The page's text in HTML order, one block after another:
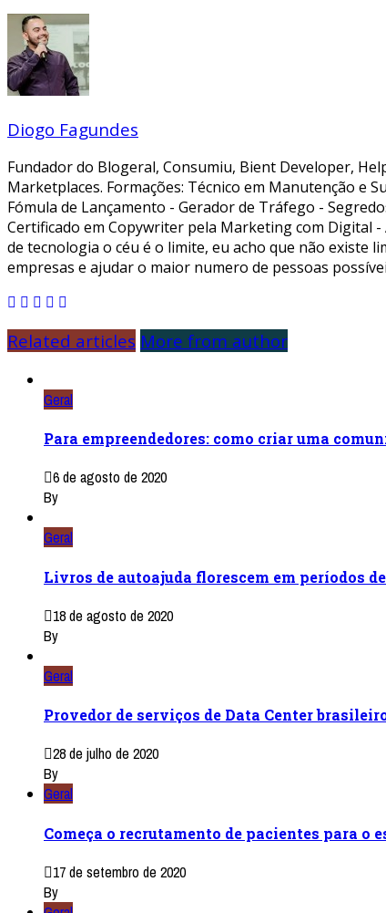
Diogo Fagundes
Fundador do Blogeral, Consumiu, Bient Developer,
Marketplaces. Formações: Técnico em Manutenção e
Fómula de Lançamento - Gerador de Tráfego -
Certificado em Copywriter pela Marketing com Digital
de tecnologia o céu é o limite, eu acho que não existe
empresas e ajudar o maior numero de pessoas
Related articles More from author
Geral
Para empreendedores: como criar uma
6 de agosto de 2020
By
Geral
Livros de autoajuda florescem em períodos
18 de agosto de 2020
By
Geral
Provedor de serviços de Data Center
28 de julho de 2020
By
Geral
Começa o recrutamento de pacientes para
17 de setembro de 2020
By